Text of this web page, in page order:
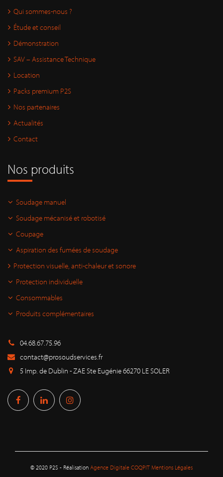
Qui sommes-nous ?
Étude et conseil
Démonstration
SAV – Assistance Technique
Location
Packs premium P2S
Nos partenaires
Actualités
Contact
Nos produits
Soudage manuel
Soudage mécanisé et robotisé
Coupage
Aspiration des fumées de soudage
Protection visuelle, anti-chaleur et sonore
Protection individuelle
Consommables
Produits complémentaires
04.68.67.75.96
contact@prosoudservices.fr
5 Imp. de Dublin - ZAE Ste Eugénie 66270 LE SOLER
© 2020 P2S - Réalisation Agence Digitale COQPIT Mentions Légales